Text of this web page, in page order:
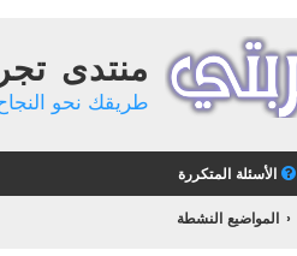
منتدى
طريقك نحو النجاح
الأسئلة المتكررة
المواضيع النشطة